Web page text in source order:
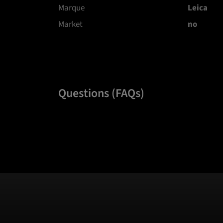
Marque
Leica
Market
no
Questions (FAQs)